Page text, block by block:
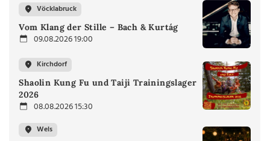
Vöcklabruck
Vom Klang der Stille – Bach & Kurtág
09.08.2026 19:00
Kirchdorf
Shaolin Kung Fu und Taiji Trainingslager
2026
08.08.2026 15:30
Wels